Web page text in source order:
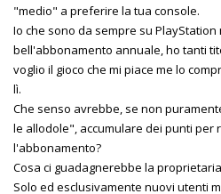
"medio" a preferire la tua console.
Io che sono da sempre su PlayStation
bell'abbonamento annuale, ho tanti
voglio il gioco che mi piace me lo
lì.
Che senso avrebbe, se non
le allodole", accumulare dei punti per
l'abbonamento?
Cosa ci guadagnerebbe la
Solo ed esclusivamente nuovi utenti